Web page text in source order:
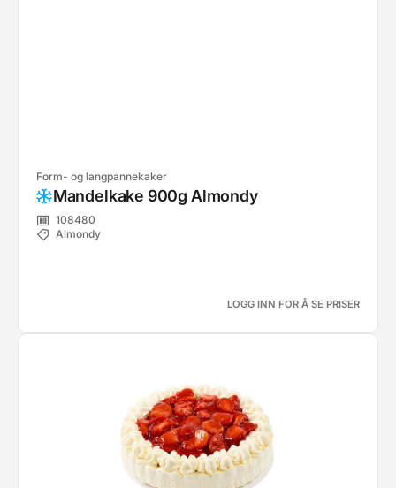
Form- og langpannekaker
Mandelkake 900g Almondy
108480
Almondy
LOGG INN FOR Å SE PRISER